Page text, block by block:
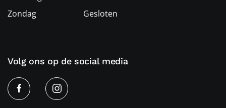
Zondag
Gesloten
Volg ons op de social media